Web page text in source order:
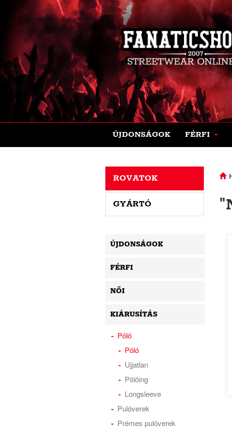
ÚJDONSÁGOK FÉRFI
ROVATOK
GYÁRTÓ
ÚJDONSÁGOK
FÉRFI
NŐI
KIÁRUSÍTÁS
Póló
Póló
Ujjatlan
Pólóing
Longsleeve
Pulóverek
Prémes pulóverek